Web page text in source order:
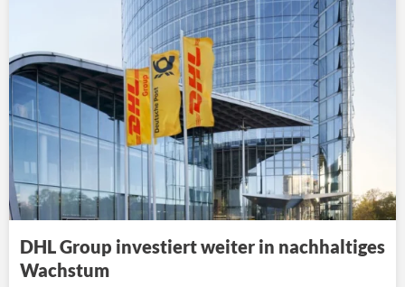
DHL Group investiert weiter in nachhaltiges
Wachstum